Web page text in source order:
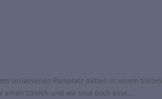
verlassenen Parkplatz mitten in einem tristen
einen Streich und wir sind doch eine…